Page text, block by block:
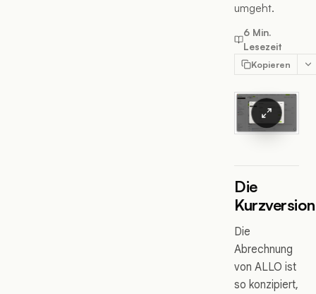
umgeht.
6 Min.
Lesezeit
Kopieren
Die
Kurzversion
Die
Abrechnung
von ALLO ist
so konzipiert,